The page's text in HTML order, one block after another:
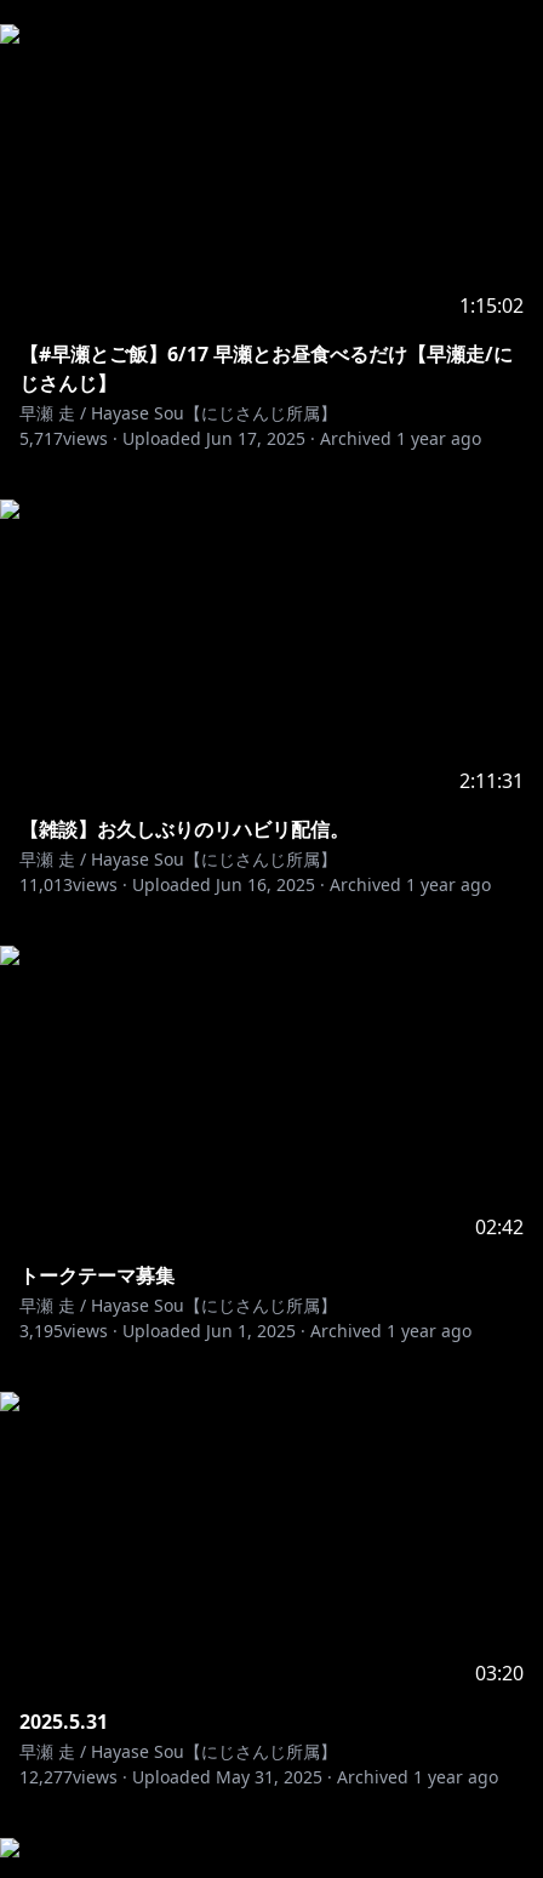
1:15:02
【#早瀬とご飯】6/17 早瀬とお昼食べるだけ【早瀬走/に
じさんじ】
早瀬 走 / Hayase Sou【にじさんじ所属】
5,717views · Uploaded Jun 17, 2025 · Archived 1 year ago
2:11:31
【雑談】お久しぶりのリハビリ配信。
早瀬 走 / Hayase Sou【にじさんじ所属】
11,013views · Uploaded Jun 16, 2025 · Archived 1 year ago
02:42
トークテーマ募集
早瀬 走 / Hayase Sou【にじさんじ所属】
3,195views · Uploaded Jun 1, 2025 · Archived 1 year ago
03:20
2025.5.31
早瀬 走 / Hayase Sou【にじさんじ所属】
12,277views · Uploaded May 31, 2025 · Archived 1 year ago